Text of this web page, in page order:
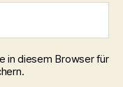
in diesem Browser für